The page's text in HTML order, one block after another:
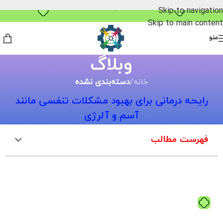
خرید قسطی با ترب‌پی
Skip to navigation
Skip to main content
منو
وبلاگ
خانه/دسته‌بندی نشده
رایحه درمانی برای بهبود مشکلات تنفسی مانند
آسم و آلرژی
فهرست مطالب